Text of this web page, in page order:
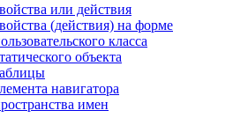
или действия
(действия) на форме
класса
объекта
навигатора
имен